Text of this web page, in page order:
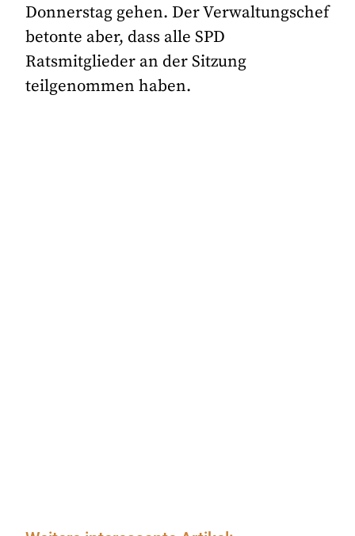
Donnerstag gehen. Der Verwaltungschef
betonte aber, dass alle SPD
Ratsmitglieder an der Sitzung
teilgenommen haben.